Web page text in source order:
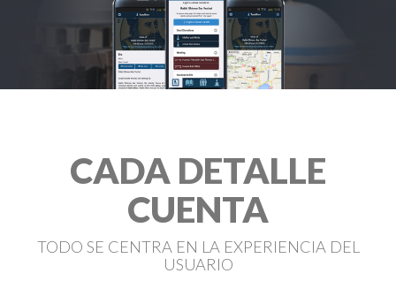
CADA DETALLE
CUENTA
TODO SE CENTRA EN LA EXPERIENCIA DEL
USUARIO